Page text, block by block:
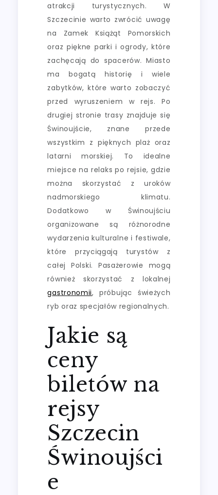
atrakcji turystycznych. W
Szczecinie warto zwrócić uwagę
na Zamek Książąt Pomorskich
oraz piękne parki i ogrody, które
zachęcają do spacerów. Miasto
ma bogatą historię i wiele
zabytków, które warto zobaczyć
przed wyruszeniem w rejs. Po
drugiej stronie trasy znajduje się
Świnoujście, znane przede
wszystkim z pięknych plaż oraz
latarni morskiej. To idealne
miejsce na relaks po rejsie, gdzie
można skorzystać z uroków
nadmorskiego klimatu.
Dodatkowo w Świnoujściu
organizowane są różnorodne
wydarzenia kulturalne i festiwale,
które przyciągają turystów z
całej Polski. Pasażerowie mogą
również skorzystać z lokalnej
gastronomii, próbując świeżych
ryb oraz specjałów regionalnych.
Jakie są
ceny
biletów na
rejsy
Szczecin
Świnoujści
e